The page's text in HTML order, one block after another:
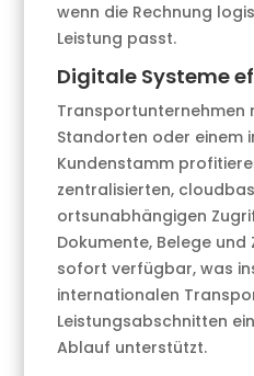
wenn die Rechnung
Leistung passt.
Digitale Systeme
Transportunternehmen
Standorten oder einem
Kundenstamm
zentralisierten,
ortsunabhängigen
Dokumente, Belege
sofort verfügbar, was
internationalen
Leistungsabschnitten
Ablauf unterstützt.